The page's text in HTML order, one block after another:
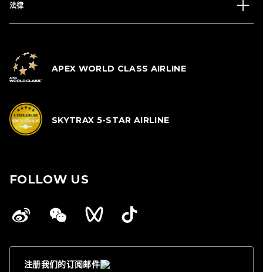
法律
APEX WORLD CLASS AIRLINE
SKYTRAX 5-STAR AIRLINE
FOLLOW US
注册我们的订阅邮件